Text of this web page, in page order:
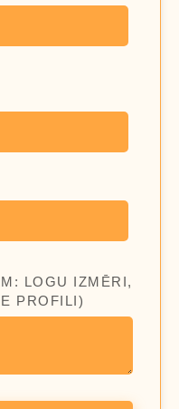
LOGU IZMĒRI,
PROFILI)